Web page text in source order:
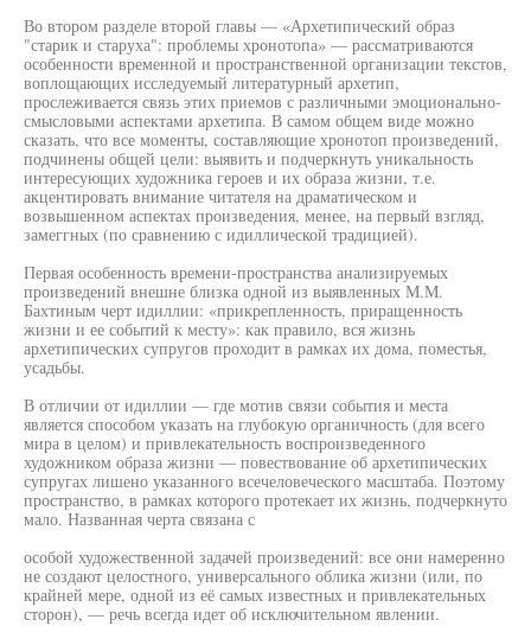
Во втором разделе второй главы — «Архетипический образ
"старик и старуха": проблемы хронотопа» — рассматриваются
особенности временной и пространственной организации текстов,
воплощающих исследуемый литературный архетип,
прослеживается связь этих приемов с различными эмоционально-
смысловыми аспектами архетипа. В самом общем виде можно
сказать, что все моменты, составляющие хронотоп произведений,
подчинены общей цели: выявить и подчеркнуть уникальность
интересующих художника героев и их образа жизни, т.е.
акцентировать внимание читателя на драматическом и
возвышенном аспектах произведения, менее, на первый взгляд,
замеггных (по сравнению с идиллической традицией).
Первая особенность времени-пространства анализируемых
произведений внешне близка одной из выявленных М.М.
Бахтиным черт идиллии: «прикрепленность, приращенность
жизни и ее событий к месту»: как правило, вся жизнь
архетипических супругов проходит в рамках их дома, поместья,
усадьбы.
В отличии от идиллии — где мотив связи события и места
является способом указать на глубокую органичность (для всего
мира в целом) и привлекательность воспроизведенного
художником образа жизни — повествование об архетипических
супругах лишено указанного всечеловеческого масштаба. Поэтому
пространство, в рамках которого протекает их жизнь, подчеркнуто
мало. Названная черта связана с
особой художественной задачей произведений: все они намеренно
не создают целостного, универсального облика жизни (или, по
крайней мере, одной из её самых известных и привлекательных
сторон), — речь всегда идет об исключительном явлении.